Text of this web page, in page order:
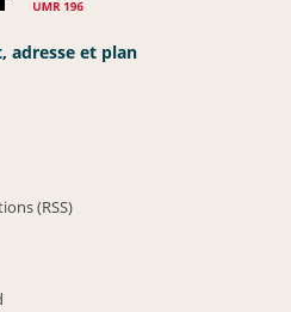
adresse et plan
(RSS)